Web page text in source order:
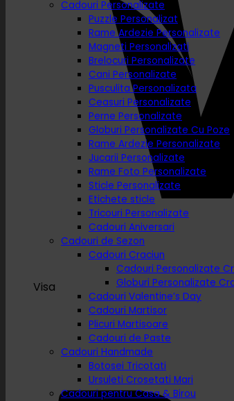
Visa
Cadouri Personalizate
Puzzle Personalizat
Rame Ardezie Personalizate
Magneti Personalizati
Brelocuri Personalizate
Cani Personalizate
Pusculita Personalizata
Ceasuri Personalizate
Perne Personalizate
Globuri Personalizate Cu Poze
Rame Ardezie Personalizate
Jucarii Personalizate
Rame Foto Personalizate
Sticle Personalizate
Etichete sticle
Tricouri Personalizate
Cadouri Aniversari
Cadouri de Sezon
Cadouri Craciun
Cadouri Personalizate
Globuri Personalizate
Cadouri Valentine’s Day
Cadouri Martisor
Plicuri Martisoare
Cadouri de Paste
Cadouri Handmade
Botosei Tricotati
Ursuleti Crosetati Mari
Cadouri pentru Casa & Birou